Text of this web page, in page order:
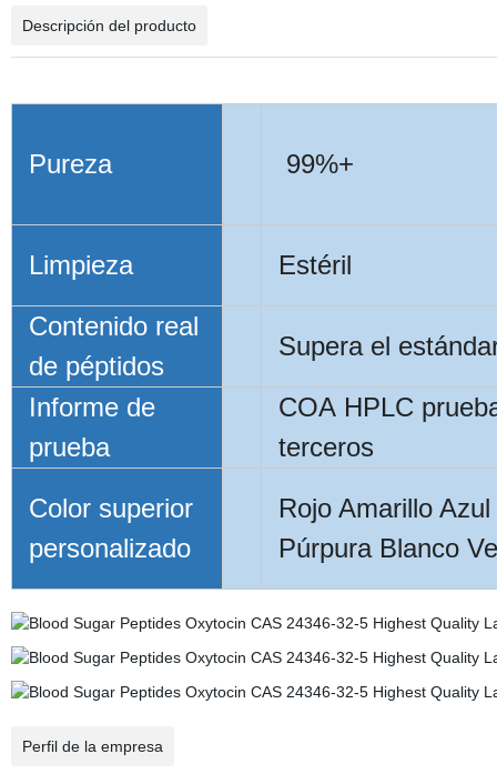
Descripción del producto
Pureza 99%+
Limpieza Estéril
Contenido real
de péptidos
Supera el
Informe de
prueba
COA HPLC
terceros
Color superior
personalizado
Rojo Amarillo
Púrpura Blanco
Perfil de la empresa